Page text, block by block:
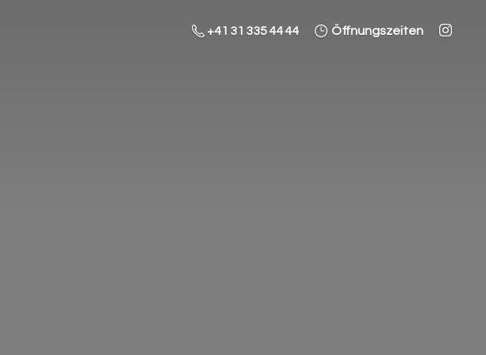
+41 31 335 44 44 Öffnungszeiten